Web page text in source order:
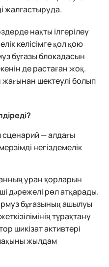
жалғастыруда.
нақты ілгерілеу
келісімге қол қою
бұғазы блокадасын
де растаған жоқ.
жағынан шектеулі болып
сценарий — алдағы
негіздемелік
уран қорларын
дәрежелі рөл атқарады.
бұғазының ашылуы
тұрақтану
шикізат активтері
жылдам